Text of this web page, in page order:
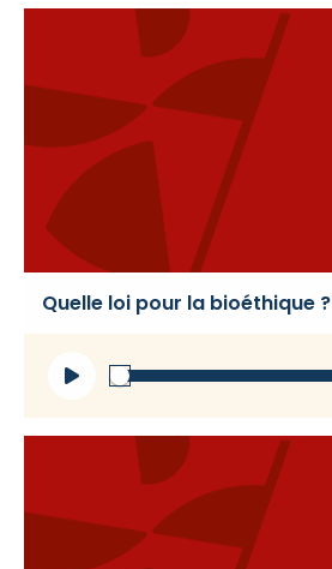
Quelle loi pour la bioéthique ?
Lecteur
audio